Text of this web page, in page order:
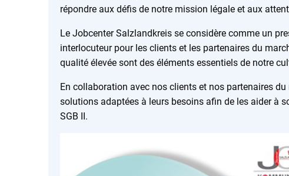
répondre aux défis de notre mission légale et aux
Le Jobcenter Salzlandkreis se considère comme un
interlocuteur pour les clients et les partenaires du
qualité élevée sont des éléments essentiels de notre
En collaboration avec nos clients et nos partenaires
solutions adaptées à leurs besoins afin de les aider à
SGB II.